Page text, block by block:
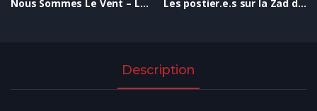
Nous Sommes Le Vent – La Mer et l’Air, notre vie et notre lutte Les postier.e.s sur la Zad de Notre Dame des Landes
Description